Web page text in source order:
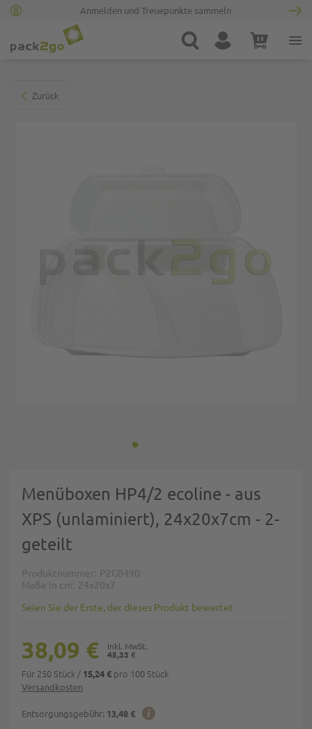
Anmelden und Treuepunkte sammeln
Suche Konto Warenkorb
Zurück
Menüboxen HP4/2 ecoline - aus
XPS (unlaminiert), 24x20x7cm - 2-
geteilt
Produktnummer P2G8490
Maße in cm
24x20x7
Seien Sie der Erste, der dieses Produkt bewertet
Versandkosten
Entsorgungsgebühr: 13,48 €
45,33 €
38,09 €
Für 250 Stück / 15,24 € pro 100 Stück